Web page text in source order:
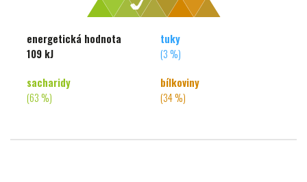
energetická hodnota
109 kJ
tuky
(3 %)
sacharidy
(63 %)
bílkoviny
(34 %)